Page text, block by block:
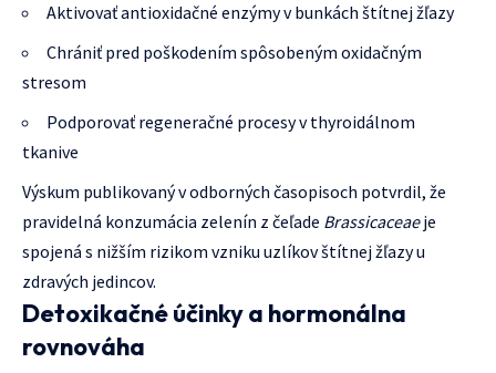
Aktivovať antioxidačné enzýmy v bunkách štítnej žľazy
Chrániť pred poškodením spôsobeným oxidačným
stresom
Podporovať regeneračné procesy v thyroidálnom
tkanive
Výskum publikovaný v odborných časopisoch potvrdil, že
pravidelná konzumácia zelenín z čeľade Brassicaceaeje
spojená s nižším rizikom vzniku uzlíkov štítnej žľazy u
zdravých jedincov.
Detoxikačné účinky a hormonálna
rovnováha